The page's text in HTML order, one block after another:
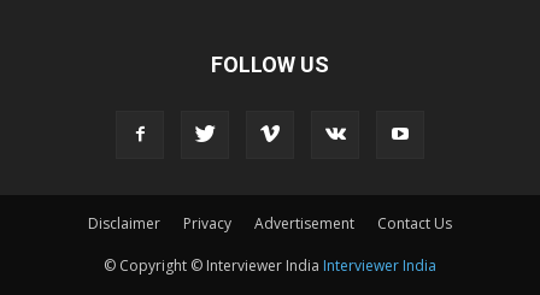
FOLLOW US
Disclaimer Privacy Advertisement Contact Us
© Copyright © Interviewer India Interviewer India